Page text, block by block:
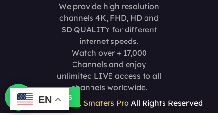
We provide high resolution
channels 4K, FHD, HD and
SD QUALITY for different
internet speeds.
Watch over + 17,000
Channels and enjoy
unlimited LIVE access to all
channels worldwide.
Copyright @2025. Smaters Pro All Rights Reserved
EN
Contact us